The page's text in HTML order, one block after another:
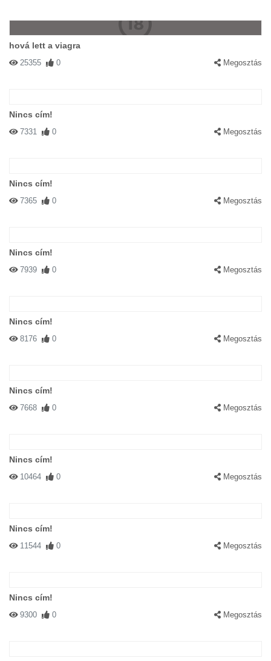
hová lett a viagra
25355 0 Megosztás
Nincs cím!
7331 0 Megosztás
Nincs cím!
7365 0 Megosztás
Nincs cím!
7939 0 Megosztás
Nincs cím!
8176 0 Megosztás
Nincs cím!
7668 0 Megosztás
Nincs cím!
10464 0 Megosztás
Nincs cím!
11544 0 Megosztás
Nincs cím!
9300 0 Megosztás